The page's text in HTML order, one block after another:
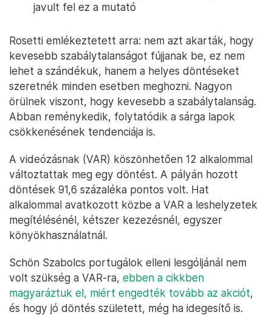
javult fel ez a mutató
Rosetti emlékeztetett arra: nem azt akarták, hogy
kevesebb szabálytalanságot fújjanak be, ez nem
lehet a szándékuk, hanem a helyes döntéseket
szeretnék minden esetben meghozni. Nagyon
örülnek viszont, hogy kevesebb a szabálytalanság.
Abban reménykedik, folytatódik a sárga lapok
csökkenésének tendenciája is.
A videózásnak (VAR) köszönhetően 12 alkalommal
változtattak meg egy döntést. A pályán hozott
döntések 91,6 százaléka pontos volt. Hat
alkalommal avatkozott közbe a VAR a leshelyzetek
megítélésénél, kétszer kezezésnél, egyszer
könyökhasználatnál.
Schön Szabolcs portugálok elleni lesgóljánál nem
volt szükség a VAR-ra, ebben a cikkben
magyaráztuk el, miért engedték tovább az akciót,
és hogy jó döntés született, még ha idegesítő is.